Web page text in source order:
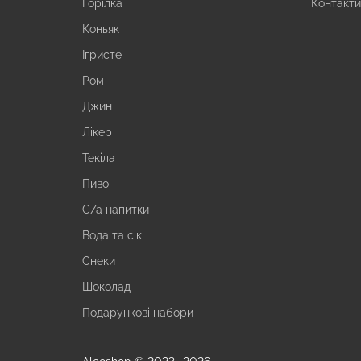
Горілка
Коньяк
Ігристе
Ром
Джин
Лікер
Текіла
Пиво
С/а напитки
Вода та сік
Снеки
Шоколад
Подарункові набори
Контакти